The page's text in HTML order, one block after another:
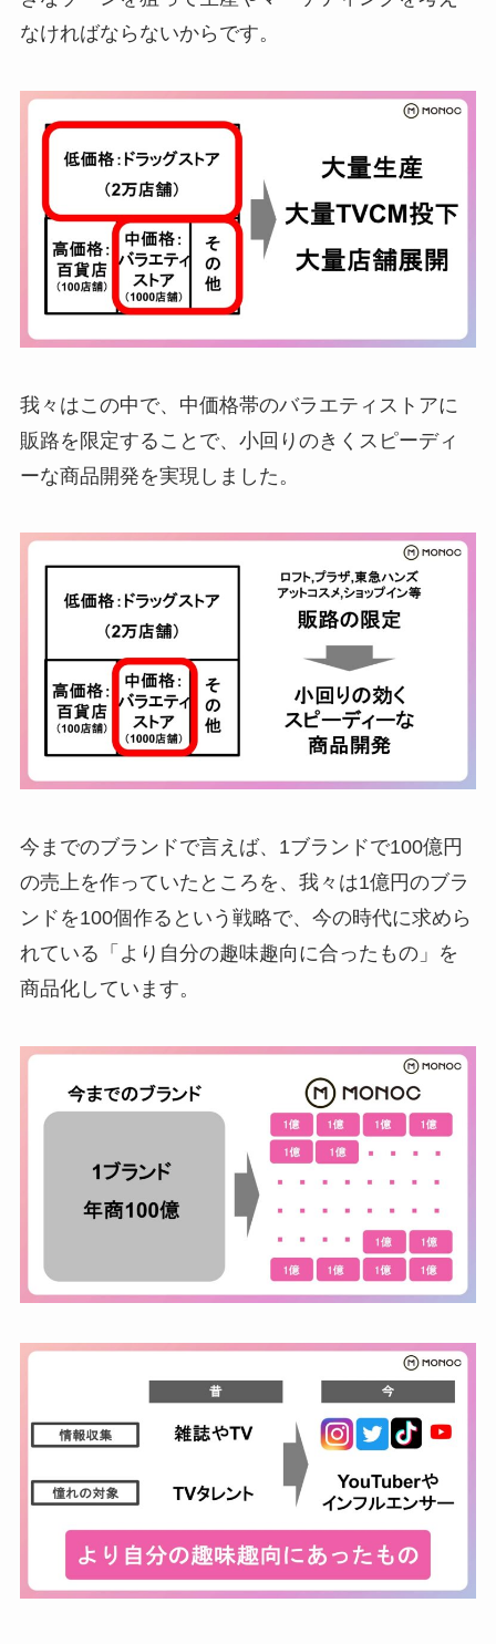
なければならないからです。
我々はこの中で、中価格帯のバラエティストアに
販路を限定することで、小回りのきくスピーディ
ーな商品開発を実現しました。
今までのブランドで言えば、1ブランドで100億円
の売上を作っていたところを、我々は1億円のブラ
ンドを100個作るという戦略で、今の時代に求めら
れている「より自分の趣味趣向に合ったもの」を
商品化しています。